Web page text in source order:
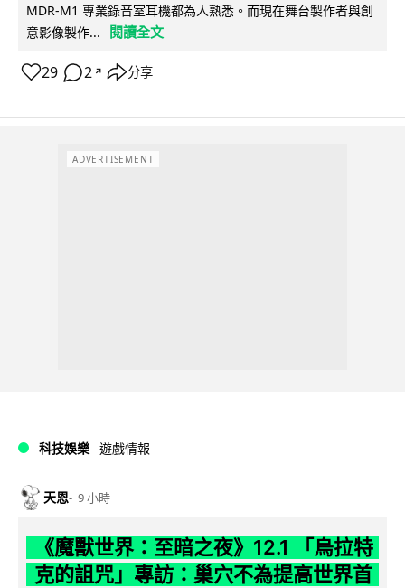
MDR-M1 專業錄音室耳機都為人熟悉。而現在舞台製作者與創
意影像製作...
閱讀全文
29 2 ↗ 分享
ADVERTISEMENT
科技娛樂 遊戲情報
天恩 9 小時
《魔獸世界：至暗之夜》12.1 「烏拉特
克的詛咒」專訪：巢穴不為提高世界首